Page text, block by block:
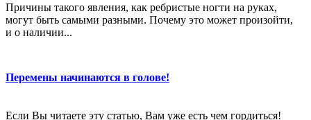
Причины такого явления, как ребристые ногти на руках,
могут быть самыми разными. Почему это может произойти,
и о наличии...
Перемены начинаются в голове!
Если Вы читаете эту статью, Вам уже есть чем гордиться!